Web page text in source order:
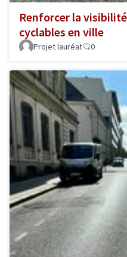
Renforcer la
cyclables en ville
Projet lauréat 0